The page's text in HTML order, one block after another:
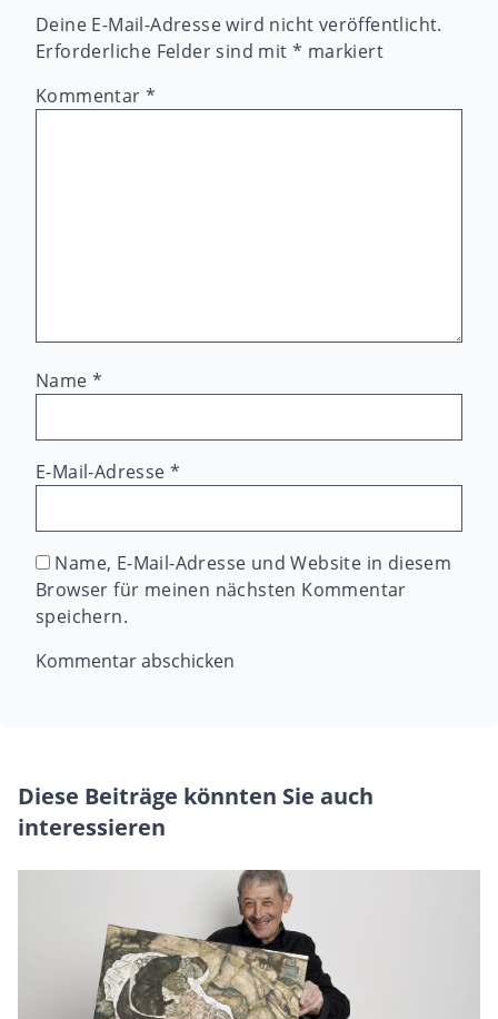
Deine E-Mail-Adresse wird nicht veröffentlicht.
Erforderliche Felder sind mit * markiert
Kommentar*
Name *
E-Mail-Adresse*
Name, E-Mail-Adresse und Website in diesem
Browser für meinen nächsten Kommentar
speichern.
Diese Beiträge könnten Sie auch
interessieren